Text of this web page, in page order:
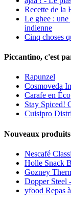
Recette de la
Le ghee : une
indienne
Cinq choses
Piccantino, c'est
Rapunzel
Cosmoveda
Carafe en
Stay Spiced!
Cuisipro
Nouveaux
Nescafé
Holle Snack
Gozney
Dopper Steel
yfood Repas